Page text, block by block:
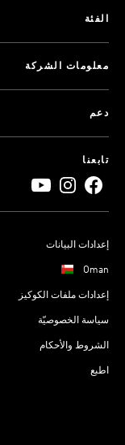
الفئة
معلومات الشركة
دعم
تابعنا
إعدادات البيانات
Oman
إعدادات ملفات الكوكيز
سياسة الخصوصيّة
الشروط والأحكام
اطبع